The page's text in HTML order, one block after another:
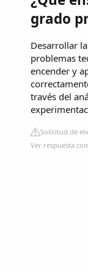
grado
Desarrollar
problemas
encender y
través del
Solicitud de
Ver respuesta